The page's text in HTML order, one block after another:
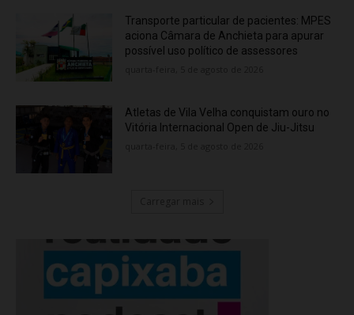
Transporte particular de pacientes: MPES
aciona Câmara de Anchieta para apurar
possível uso político de assessores
Atletas de Vila Velha conquistam ouro no
Vitória Internacional Open de Jiu-Jitsu